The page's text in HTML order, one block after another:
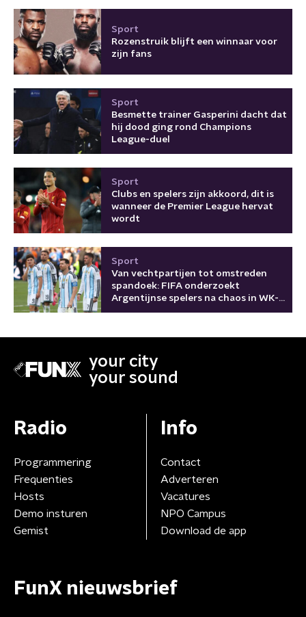
Sport
Rozenstruik blijft een winnaar voor
zijn fans
Sport
Besmette trainer Gasperini dacht dat
hij dood ging rond Champions
League-duel
Sport
Clubs en spelers zijn akkoord, dit is
wanneer de Premier League hervat
wordt
Sport
Van vechtpartijen tot omstreden
spandoek: FIFA onderzoekt
Argentijnse spelers na chaos in WK-
your city
your sound
Radio
Programmering
Frequenties
Hosts
Demo insturen
Gemist
Info
Contact
Adverteren
Vacatures
NPO Campus
Download de app
FunX nieuwsbrief